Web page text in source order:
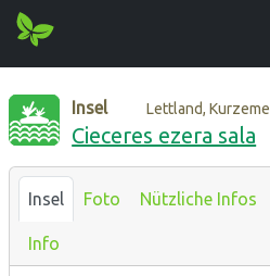
Insel Lettland, Kurzeme
Cieceres ezera sala
Insel Foto Nützliche Infos
Info